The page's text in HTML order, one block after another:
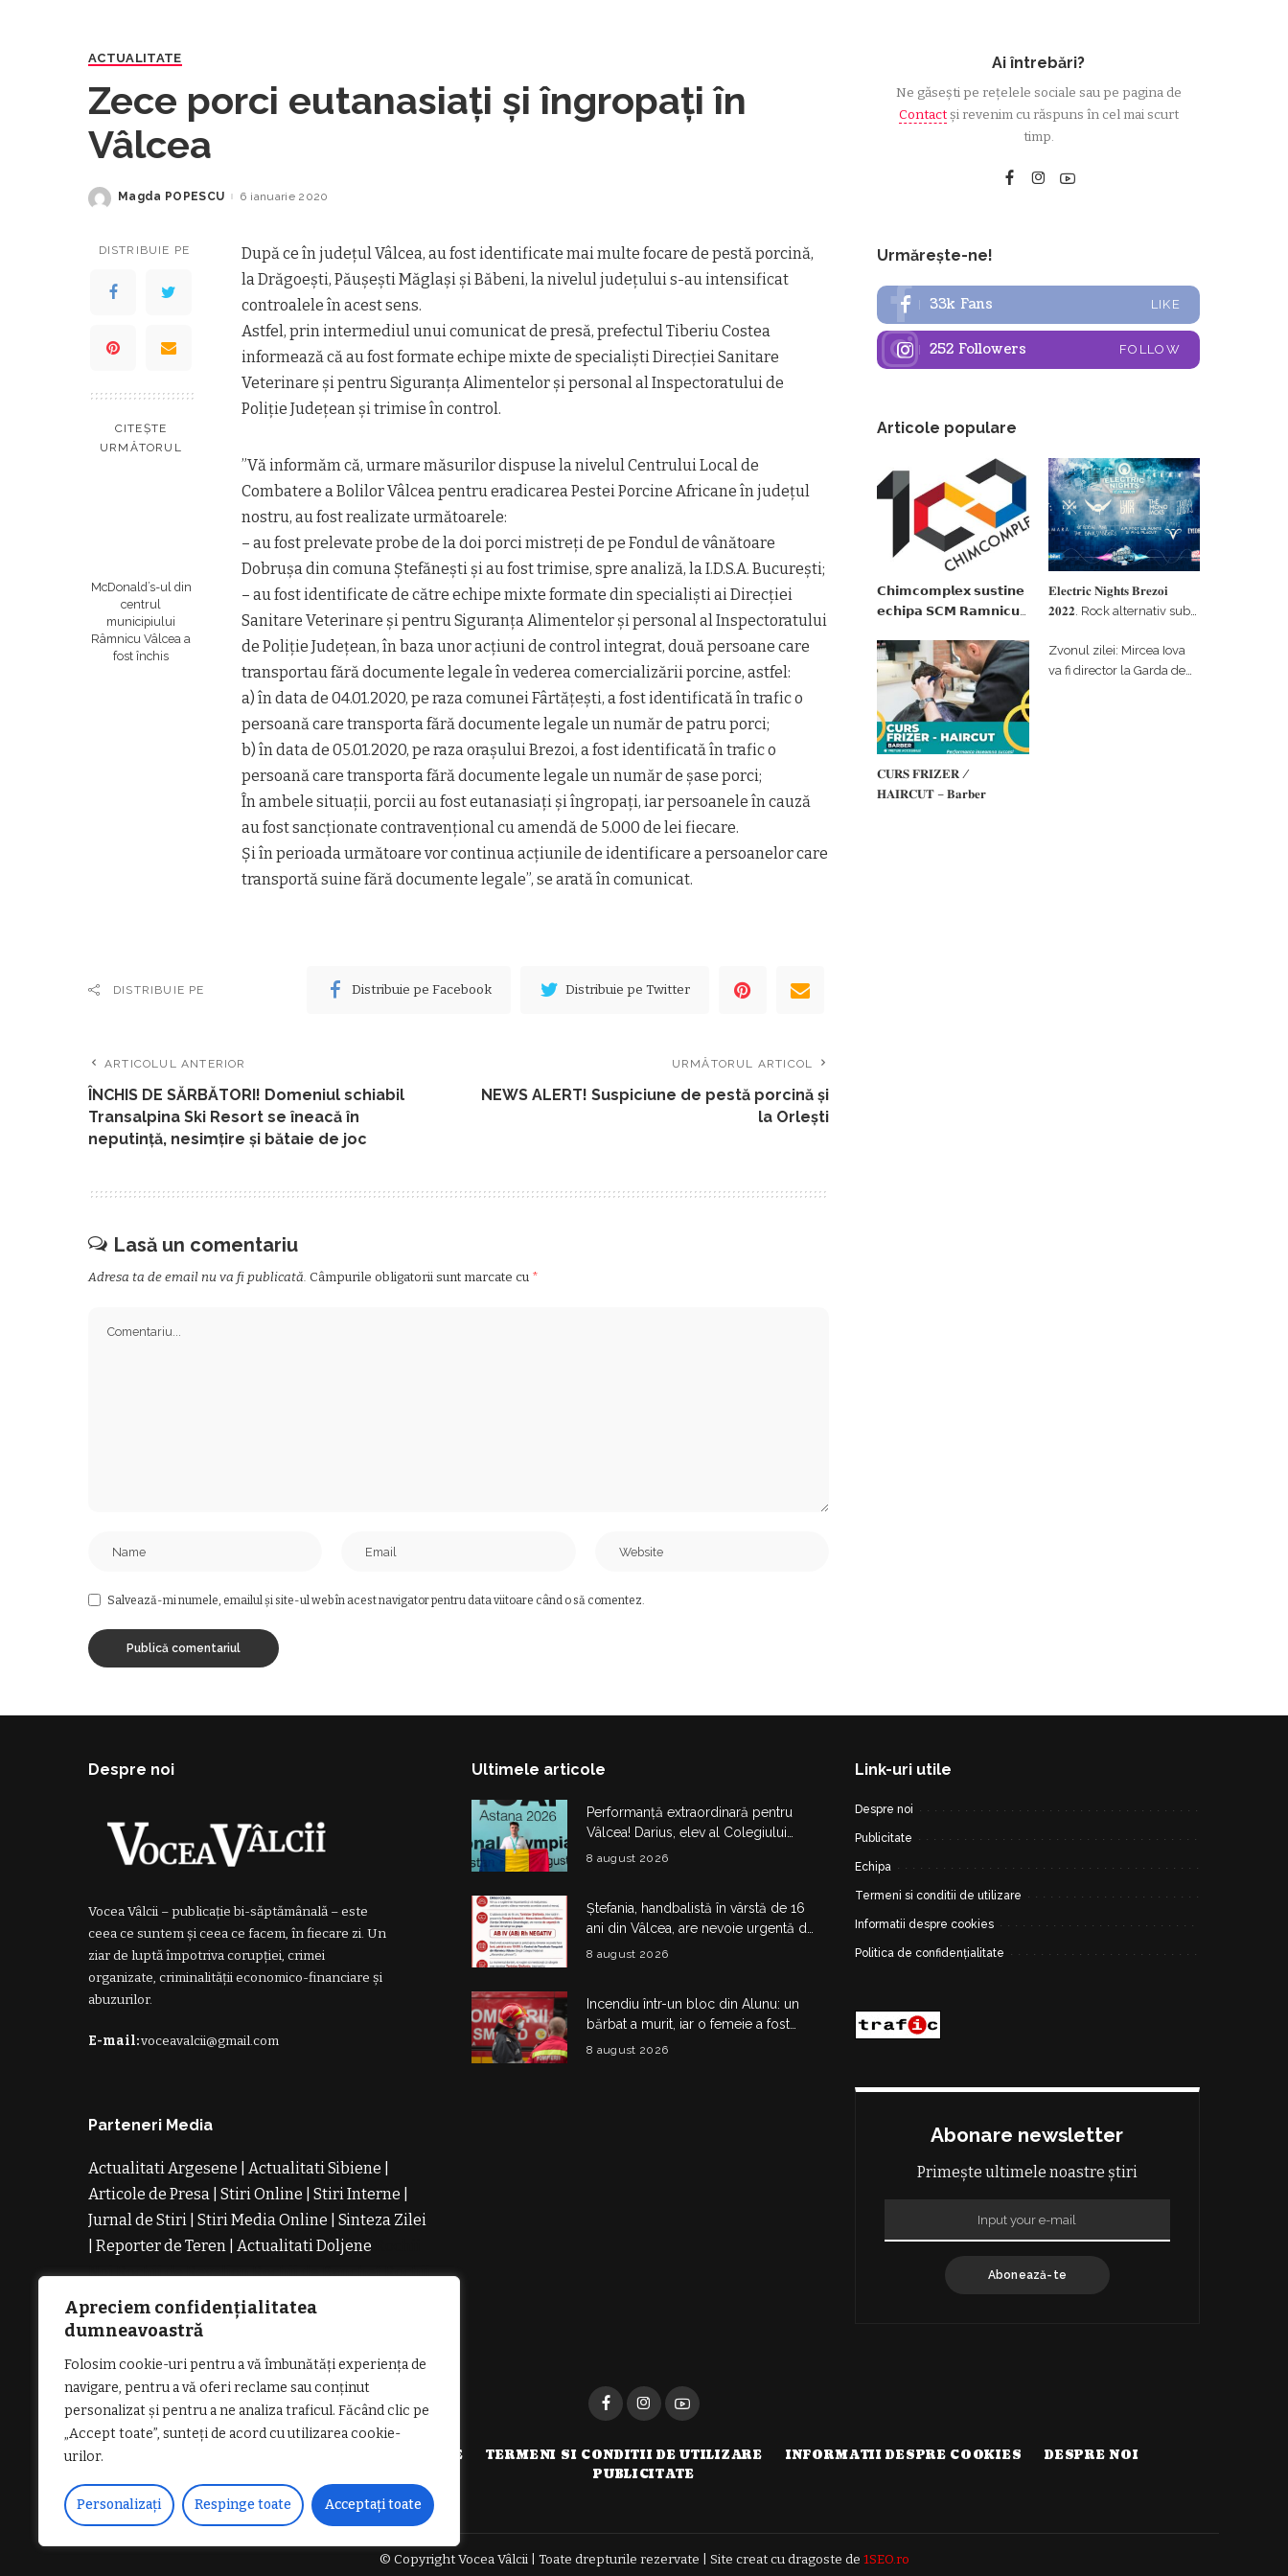
Apreciem confidențialitatea
dumneavoastră
Folosim cookie-uri pentru a vă îmbunătăți experiența de
navigare, pentru a vă oferi reclame sau conținut
personalizat și pentru a ne analiza traficul. Făcând clic pe
„Accept toate”, sunteți de acord cu utilizarea cookie-
urilor.
Personalizați Respinge toate Acceptați toate
ACTUALITATE
Zece porci eutanasiați și îngropați în
Vâlcea
Posted
Magda POPESCU 6 ianuarie 2020
DISTRIBUIE PE
CITEȘTE
URMĂTORUL
McDonald’s-ul din
centrul
municipiului
Râmnicu Vâlcea a
fost închis
După ce în județul Vâlcea, au fost identificate mai multe focare de pestă porcină,
la Drăgoești, Păușești Măglași și Băbeni, la nivelul județului s-au intensificat
controalele în acest sens.
Astfel, prin intermediul unui comunicat de presă, prefectul Tiberiu Costea
informează că au fost formate echipe mixte de specialiști Direcției Sanitare
Veterinare și pentru Siguranța Alimentelor și personal al Inspectoratului de
Poliție Județean și trimise în control.
”Vă informăm că, urmare măsurilor dispuse la nivelul Centrului Local de
Combatere a Bolilor Vâlcea pentru eradicarea Pestei Porcine Africane în județul
nostru, au fost realizate următoarele:
– au fost prelevate probe de la doi porci mistreți de pe Fondul de vânătoare
Dobrușa din comuna Ștefănești și au fost trimise, spre analiză, la I.D.S.A. București;
– au fost identificate de către echipe mixte formate din specialiști ai Direcției
Sanitare Veterinare și pentru Siguranța Alimentelor și personal al Inspectoratului
de Poliție Județean, în baza unor acțiuni de control integrat, două persoane care
transportau fără documente legale în vederea comercializării porcine, astfel:
a) în data de 04.01.2020, pe raza comunei Fârtățești, a fost identificată în trafic o
persoană care transporta fără documente legale un număr de patru porci;
b) în data de 05.01.2020, pe raza orașului Brezoi, a fost identificată în trafic o
persoană care transporta fără documente legale un număr de șase porci;
În ambele situații, porcii au fost eutanasiați și îngropați, iar persoanele în cauză
au fost sancționate contravențional cu amendă de 5.000 de lei fiecare.
Și în perioada următoare vor continua acțiunile de identificare a persoanelor care
transportă suine fără documente legale”, se arată în comunicat.
DISTRIBUIE PE Distribuie pe Facebook Distribuie pe Twitter
ARTICOLUL ANTERIOR
ÎNCHIS DE SĂRBĂTORI! Domeniul schiabil
Transalpina Ski Resort se îneacă în
neputință, nesimțire și bătaie de joc
URMĂTORUL ARTICOL
NEWS ALERT! Suspiciune de pestă porcină și
la Orlești
Lasă un comentariu
Adresa ta de email nu va fi publicată. Câmpurile obligatorii sunt marcate cu *
Salvează-mi numele, emailul și site-ul web în acest navigator pentru data viitoare când o să comentez.
Ai întrebări?
Ne găsești pe rețelele sociale sau pe pagina de
Contactși revenim cu răspuns în cel mai scurt
timp.
Urmărește-ne!
33k Fans LIKE
252 Followers FOLLOW
Articole populare
𝗖𝗵𝗶𝗺𝗰𝗼𝗺𝗽𝗹𝗲𝘅 𝘀𝘂𝘀𝘁𝗶𝗻𝗲
𝗲𝗰𝗵𝗶𝗽𝗮 𝗦𝗖𝗠 𝗥𝗮𝗺𝗻𝗶𝗰𝘂
𝗽𝗮𝗿𝘁𝗲𝗻𝗲𝗿 𝗳𝗶𝗻𝗮𝗻𝘁𝗮𝘁𝗼𝗿
𝐄𝐥𝐞𝐜𝐭𝐫𝐢𝐜 𝐍𝐢𝐠𝐡𝐭𝐬 𝐁𝐫𝐞𝐳𝐨𝐢
𝟐𝟎𝟐𝟐. Rock alternativ sub
#𝐁𝐫𝐞𝐳𝐨𝐢𝐮𝐥𝐋𝐮𝐦𝐢𝐢
𝐂𝐔𝐑𝐒 𝐅𝐑𝐈𝐙𝐄𝐑 /
𝐇𝐀𝐈𝐑𝐂𝐔𝐓 – 𝐁𝐚𝐫𝐛𝐞𝐫
Zvonul zilei: Mircea Iova
va fi director la Garda de
Despre noi
Vocea Vâlcii – publicație bi-săptămânală – este
ceea ce suntem și ceea ce facem, în fiecare zi. Un
ziar de luptă împotriva corupției, crimei
organizate, criminalității economico-financiare și
abuzurilor.
E-mail:voceavalcii@gmail.com
Parteneri Media
Actualitati Argesene Actualitati Sibiene
Articole de Presa
Stiri Online Stiri Interne
Jurnal de Stiri
Stiri Media Online
Sinteza Zilei
Reporter de Teren Actualitati Doljene
NoiRochii de RevelionRochii de BanchetRochii
de Cununie
Magazin de Rochii
Comanda Rochii de Seara
Ultimele articole
Performanță extraordinară pentru
Vâlcea! Darius, elev al Colegiului
Național de Informatică „Matei
Inteligență Artificială
8 august 2026
Ștefania, handbalistă în vârstă de 16
ani din Vâlcea, are nevoie urgentă de
sânge. Apel pentru donatori cu
8 august 2026
Incendiu într-un bloc din Alunu: un
bărbat a murit, iar o femeie a fost
salvată din apartamentul cuprins de
8 august 2026
Link-uri utile
Despre noi
Publicitate
Echipa
Termeni si conditii de utilizare
Informatii despre cookies
Politica de confidențialitate
Abonare newsletter
Primește ultimele noastre știri
Abonează-te
GDPR: POLITICA DE CONFIDENȚIALITATE TERMENI SI CONDITII DE UTILIZARE INFORMATII DESPRE COOKIES
DESPRE NOI
PUBLICITATE
© Copyright Vocea Vâlcii | Toate drepturile rezervate | Site creat cu dragoste de 1SEO.ro